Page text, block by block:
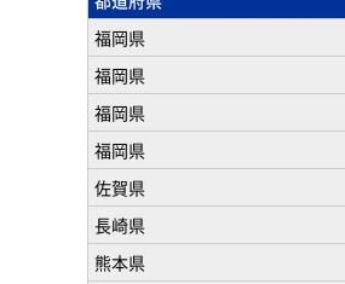
福岡県
福岡県
福岡県
福岡県
佐賀県
長崎県
熊本県